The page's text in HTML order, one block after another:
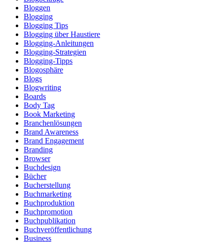
Bloggen
Blogging
Blogging Tips
Blogging über Haustiere
Blogging-Anleitungen
Blogging-Strategien
Blogging-Tipps
Blogosphäre
Blogs
Blogwriting
Boards
Body Tag
Book Marketing
Branchenlösungen
Brand Awareness
Brand Engagement
Branding
Browser
Buchdesign
Bücher
Bucherstellung
Buchmarketing
Buchproduktion
Buchpromotion
Buchpublikation
Buchveröffentlichung
Business